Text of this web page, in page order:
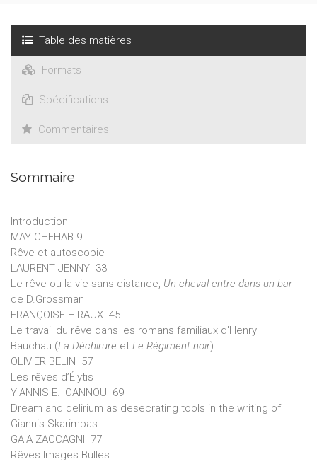
Table des matières
Formats
Spécifications
Commentaires
Sommaire
Introduction
MAY CHEHAB 9
Rêve et autoscopie
LAURENT JENNY 33
Le rêve ou la vie sans distance, Un cheval entre dans un bar
de D.Grossman
FRANÇOISE HIRAUX 45
Le travail du rêve dans les romans familiaux d'Henry
Bauchau (La Déchirure et Le Régiment noir)
OLIVIER BELIN 57
Les rêves d’Élytis
YIANNIS E. IOANNOU 69
Dream and delirium as desecrating tools in the writing of
Giannis Skarimbas
GAIA ZACCAGNI 77
Rêves Images Bulles